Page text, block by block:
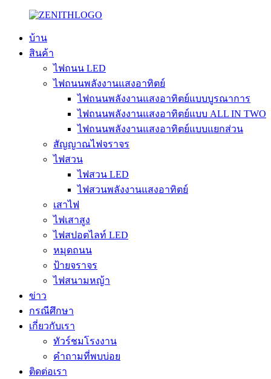
บ้าน
สินค้า
ไฟถนน LED
ไฟถนนพลังงานแสงอาทิตย์
ไฟถนนพลังงานแสงอาทิตย์แบบบูรณาการ
ไฟถนนพลังงานแสงอาทิตย์แบบ ALL IN TWO
ไฟถนนพลังงานแสงอาทิตย์แบบแยกส่วน
สัญญาณไฟจราจร
ไฟสวน
ไฟสวน LED
ไฟสวนพลังงานแสงอาทิตย์
เสาไฟ
ไฟเสาสูง
ไฟสปอตไลท์ LED
หมุดถนน
ป้ายจราจร
ไฟสนามหญ้า
ข่าว
กรณีศึกษา
เกี่ยวกับเรา
ทัวร์ชมโรงงาน
คำถามที่พบบ่อย
ติดต่อเรา